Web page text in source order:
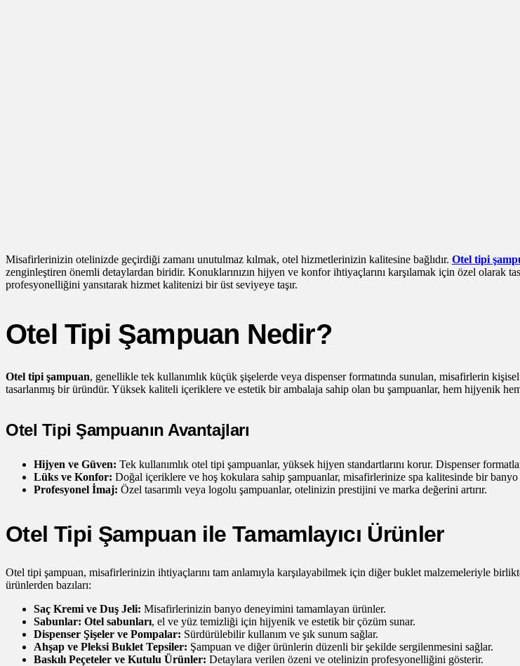
Misafirlerinizin otelinizde geçirdiği zamanı unutulmaz kılmak, otel hizmetlerinizin kalitesine bağlıdır. Otel tipi
zenginleştiren önemli detaylardan biridir. Konuklarınızın hijyen ve konfor ihtiyaçlarını karşılamak için özel olarak
profesyonelliğini yansıtarak hizmet kalitenizi bir üst seviyeye taşır.
Otel Tipi Şampuan Nedir?
Otel tipi şampuan, genellikle tek kullanımlık küçük şişelerde veya dispenser formatında sunulan, misafirlerin kişisel
tasarlanmış bir üründür. Yüksek kaliteli içeriklere ve estetik bir ambalaja sahip olan bu şampuanlar, hem hijyenik
Otel Tipi Şampuanın Avantajları
Hijyen ve Güven: Tek kullanımlık otel tipi şampuanlar, yüksek hijyen standartlarını korur. Dispenser
Lüks ve Konfor: Doğal içeriklere ve hoş kokulara sahip şampuanlar, misafirlerinize spa kalitesinde bir banyo
Profesyonel İmaj: Özel tasarımlı veya logolu şampuanlar, otelinizin prestijini ve marka değerini artırır.
Otel Tipi Şampuan ile Tamamlayıcı Ürünler
Otel tipi şampuan, misafirlerinizin ihtiyaçlarını tam anlamıyla karşılayabilmek için diğer buklet malzemeleriyle
ürünlerden bazıları:
Saç Kremi ve Duş Jeli: Misafirlerinizin banyo deneyimini tamamlayan ürünler.
Sabunlar: Otel sabunları, el ve yüz temizliği için hijyenik ve estetik bir çözüm sunar.
Dispenser Şişeler ve Pompalar: Sürdürülebilir kullanım ve şık sunum sağlar.
Ahşap ve Pleksi Buklet Tepsiler: Şampuan ve diğer ürünlerin düzenli bir şekilde sergilenmesini sağlar.
Baskılı Peçeteler ve Kutulu Ürünler: Detaylara verilen özeni ve otelinizin profesyonelliğini gösterir.